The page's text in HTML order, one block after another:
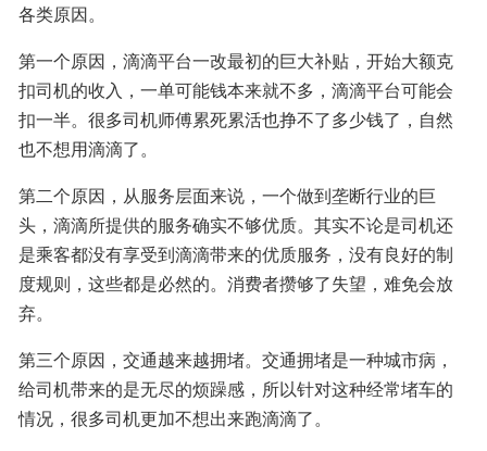
各类原因。
第一个原因，滴滴平台一改最初的巨大补贴，开始大额克
扣司机的收入，一单可能钱本来就不多，滴滴平台可能会
扣一半。很多司机师傅累死累活也挣不了多少钱了，自然
也不想用滴滴了。
第二个原因，从服务层面来说，一个做到垄断行业的巨
头，滴滴所提供的服务确实不够优质。其实不论是司机还
是乘客都没有享受到滴滴带来的优质服务，没有良好的制
度规则，这些都是必然的。消费者攒够了失望，难免会放
弃。
第三个原因，交通越来越拥堵。交通拥堵是一种城市病，
给司机带来的是无尽的烦躁感，所以针对这种经常堵车的
情况，很多司机更加不想出来跑滴滴了。